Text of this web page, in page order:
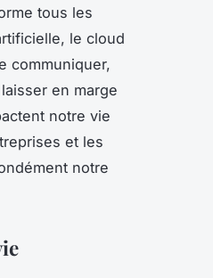
tous les
le cloud
communiquer,
en marge
notre vie
et les
notre